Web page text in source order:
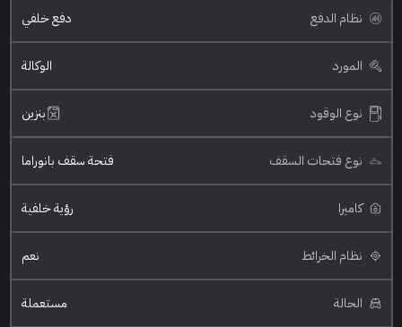
نظام الدفع دفع خلفي
المورد الوكالة
نوع الوقود بنزين
نوع فتحات السقف فتحة سقف بانوراما
كاميرا رؤية خلفية
نظام الخرائط نعم
الحالة مستعملة